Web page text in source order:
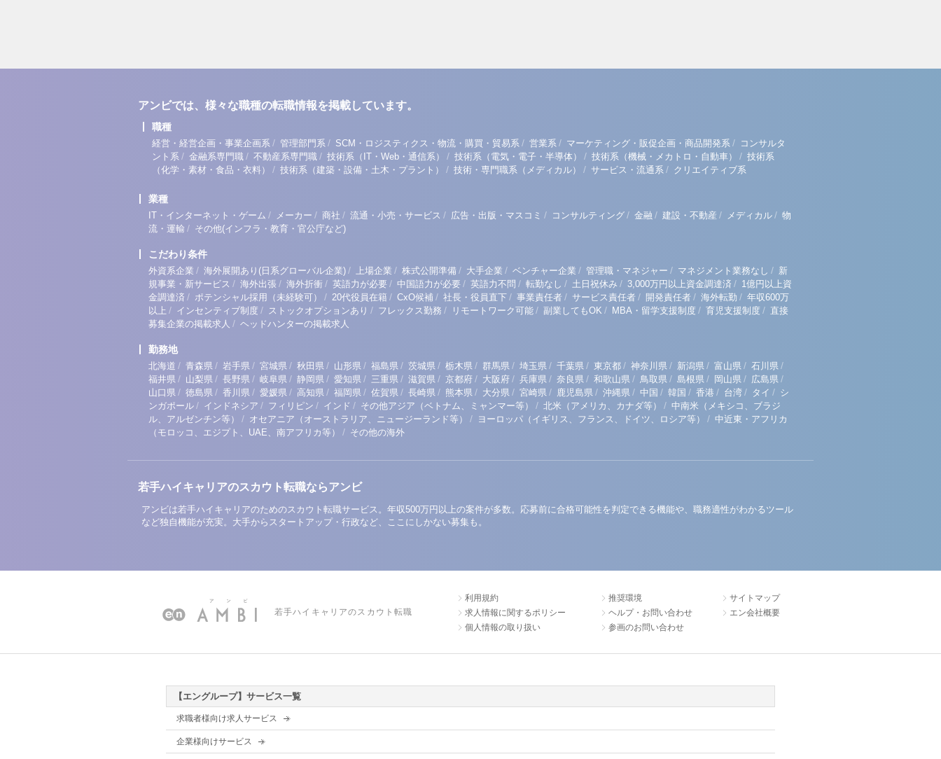
アンビでは、様々な職種の転職情報を掲載しています。
職種
経営・経営企画・事業企画系 / 管理部門系 / SCM・ロジスティクス・物流・購買・貿易系 / 営業系 / マーケティング・販促企画・商品開発系 / コンサルタ
ント系 / 金融系専門職 / 不動産系専門職 / 技術系（IT・Web・通信系） / 技術系（電気・電子・半導体） / 技術系（機械・メカトロ・自動車） / 技術系
（化学・素材・食品・衣料）
/ 技術系（建築・設備・土木・プラント） / 技術・専門職系（メディカル） / サービス・流通系 / クリエイティブ系
業種
IT・インターネット・ゲーム / メーカー / 商社 / 流通・小売・サービス / 広告・出版・マスコミ / コンサルティング / 金融 / 建設・不動産 / メディカル / 物
流・運輸 / その他(インフラ・教育・官公庁など)
こだわり条件
外資系企業 / 海外展開あり(日系グローバル企業) / 上場企業 / 株式公開準備 / 大手企業 / ベンチャー企業 / 管理職・マネジャー / マネジメント業務なし / 新
規事業・新サービス / 海外出張 / 海外折衝 / 英語力が必要 / 中国語力が必要 / 英語力不問 / 転勤なし / 土日祝休み / 3,000万円以上資金調達済 / 1億円以上資
金調達済 / ポテンシャル採用（未経験可） / 20代役員在籍 / CxO候補 / 社長・役員直下 / 事業責任者 / サービス責任者 / 開発責任者 / 海外転勤 / 年収600万
以上 / インセンティブ制度 / ストックオプションあり / フレックス勤務 / リモートワーク可能 / 副業してもOK / MBA・留学支援制度 / 育児支援制度 / 直接
募集企業の掲載求人 / ヘッドハンターの掲載求人
勤務地
北海道 / 青森県 / 岩手県 / 宮城県 / 秋田県 / 山形県 / 福島県 / 茨城県 / 栃木県 / 群馬県 / 埼玉県 / 千葉県 / 東京都 / 神奈川県 / 新潟県 / 富山県 / 石川県 /
福井県 / 山梨県 / 長野県 / 岐阜県 / 静岡県 / 愛知県 / 三重県 / 滋賀県 / 京都府 / 大阪府 / 兵庫県 / 奈良県 / 和歌山県 / 鳥取県 / 島根県 / 岡山県 / 広島県 /
山口県 / 徳島県 / 香川県 / 愛媛県 / 高知県 / 福岡県 / 佐賀県 / 長崎県 / 熊本県 / 大分県 / 宮崎県 / 鹿児島県 / 沖縄県 / 中国 / 韓国 / 香港 / 台湾 / タイ / シ
ンガポール / インドネシア / フィリピン / インド / その他アジア（ベトナム、ミャンマー等） / 北米（アメリカ、カナダ等） / 中南米（メキシコ、ブラジ
ル、アルゼンチン等）
/ オセアニア（オーストラリア、ニュージーランド等） / ヨーロッパ（イギリス、フランス、ドイツ、ロシア等） / 中近東・アフリカ
（モロッコ、エジプト、UAE、南アフリカ等）
/ その他の海外
若手ハイキャリアのスカウト転職ならアンビ
アンビは若手ハイキャリアのためのスカウト転職サービス。年収500万円以上の案件が多数。応募前に合格可能性を判定できる機能や、職務適性がわかるツール
など独自機能が充実。大手からスタートアップ・行政など、ここにしかない募集も。
若手ハイキャリアのスカウト転職
利用規約
求人情報に関するポリシー
個人情報の取り扱い
推奨環境
ヘルプ・お問い合わせ
参画のお問い合わせ
サイトマップ
エン会社概要
【エングループ】サービス一覧
求職者様向け求人サービス
企業様向けサービス